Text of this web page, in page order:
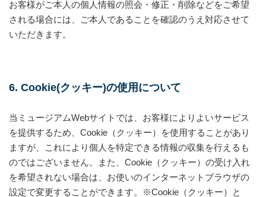
お客様がご本人の個人情報の照会・修正・削除などをご希望
される場合には、ご本人であることを確認のうえ対応させて
いただきます。
6. Cookie(クッキー)の使用について
当ミュージアムWebサイトでは、お客様によりよいサービス
を提供するため、Cookie（クッキー）を使用することがあり
ますが、これにより個人を特定できる情報の収集を行えるも
のではございません。また、Cookie（クッキー）の受け入れ
を希望されない場合は、お使いのインターネットブラウザの
設定で変更することができます。※Cookie（クッキー）と